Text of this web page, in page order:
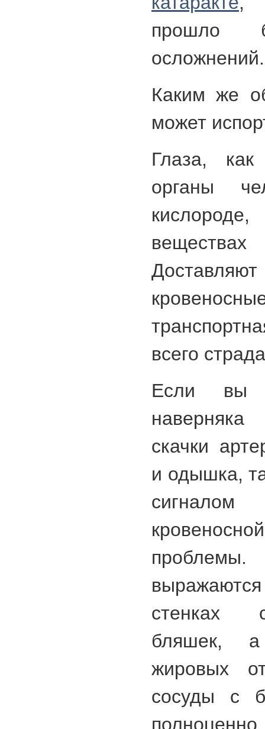
прошло
осложнений.
Каким же
может
Глаза,
органы
всего
Если вы
скачки
и одышка,
стенках
бляшек,
жировых
сосуды с